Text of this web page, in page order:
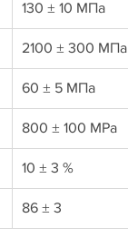
130 ± 10 МПа
2100 ± 300 МПа
60 ± 5 МПа
800 ± 100 MPa
10 ± 3 %
86 ± 3